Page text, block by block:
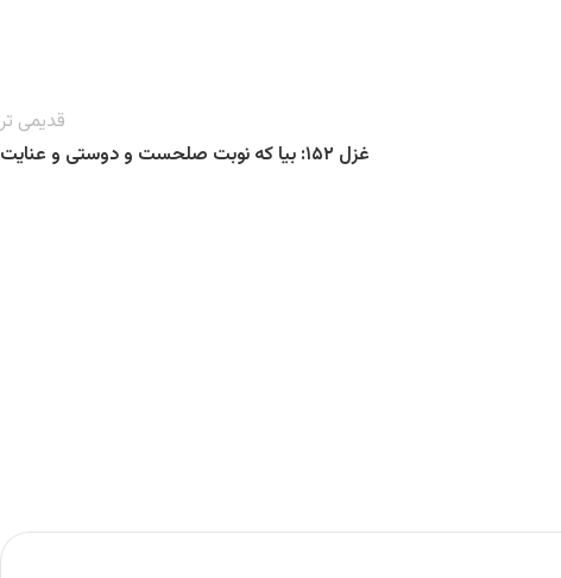
قدیمی تر
غزل ۱۵۲: بیا که نوبت صلحست و دوستی و عنایت